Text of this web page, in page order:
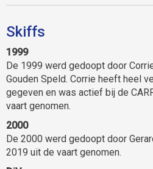
Skiffs
1999
De 1999 werd gedoopt door
Gouden Speld. Corrie heeft heel
gegeven en was actief bij de
vaart genomen.
2000
De 2000 werd gedoopt door
2019 uit de vaart genomen.